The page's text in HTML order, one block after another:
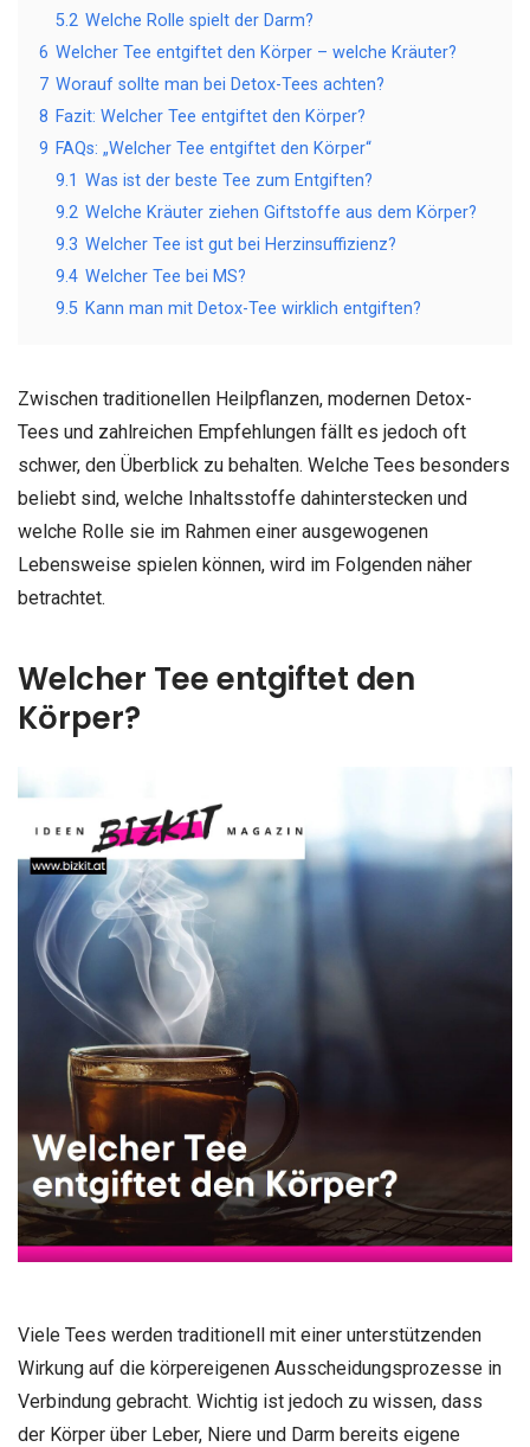
5.2 Welche Rolle spielt der Darm?
6 Welcher Tee entgiftet den Körper – welche Kräuter?
7 Worauf sollte man bei Detox-Tees achten?
8 Fazit: Welcher Tee entgiftet den Körper?
9 FAQs: „Welcher Tee entgiftet den Körper“
9.1 Was ist der beste Tee zum Entgiften?
9.2 Welche Kräuter ziehen Giftstoffe aus dem Körper?
9.3 Welcher Tee ist gut bei Herzinsuffizienz?
9.4 Welcher Tee bei MS?
9.5 Kann man mit Detox-Tee wirklich entgiften?
Zwischen traditionellen Heilpflanzen, modernen Detox-
Tees und zahlreichen Empfehlungen fällt es jedoch oft
schwer, den Überblick zu behalten. Welche Tees besonders
beliebt sind, welche Inhaltsstoffe dahinterstecken und
welche Rolle sie im Rahmen einer ausgewogenen
Lebensweise spielen können, wird im Folgenden näher
betrachtet.
Welcher Tee entgiftet den
Körper?
Viele Tees werden traditionell mit einer unterstützenden
Wirkung auf die körpereigenen Ausscheidungsprozesse in
Verbindung gebracht. Wichtig ist jedoch zu wissen, dass
der Körper über Leber, Niere und Darm bereits eigene